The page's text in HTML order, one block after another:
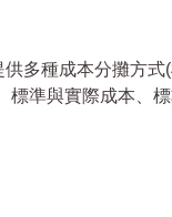
多種成本分攤方
準與實際成本、